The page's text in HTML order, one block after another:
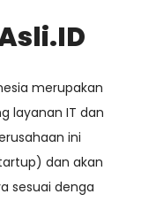
merupakan
layanan IT dan
ini
dan akan
sesuai denga